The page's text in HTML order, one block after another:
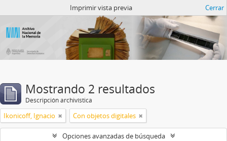
Imprimir vista previa Cerrar
Mostrando 2 resultados
Descripción archivística
Ikonicoff, Ignacio Con objetos digitales
Opciones avanzadas de búsqueda